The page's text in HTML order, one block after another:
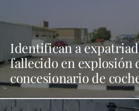
Identifican a
fallecido en explosión
concesionario de